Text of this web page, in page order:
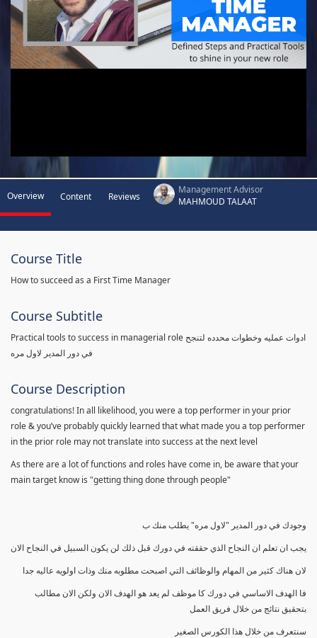
Overview Content Reviews
Management Advisor
MAHMOUD TALAAT
Course Title
How to succeed as a First Time Manager
Course Subtitle
Practical tools to success in managerial role ادوات عمليه وخطوات محدده لتنجح
في دور المدير لاول مره
Course Description
congratulations! In all likelihood, you were a top performer in your prior
role & you’ve probably quickly learned that what made you a top performer
in the prior role may not translate into success at the next level
As there are a lot of functions and roles have come in, be aware that your
main target know is "getting thing done through people"
وجودك في دور المدير "لاول مره" يطلب منك ب
يجب ان تعلم ان النجاح الذي حققته في دورك قبل ذلك لن يكون السبيل في النجاح الان
لان هناك كثير من المهام والوظائف التي اصبحت مطلوبه منك وذات اولويه عاليه جدا
فا الهدف الاساسي في دورك كا موظف لم يعد هو الهدف الان ولكن الان مطالب
بتحقيق نتائج من خلال فريق العمل
سنتعرف من خلال هذا الكورس الصغير